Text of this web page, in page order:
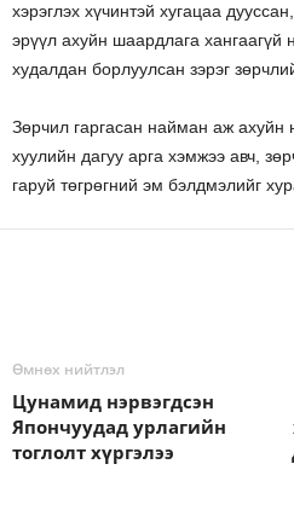
хэрэглэх хүчинтэй хугацаа
эрүүл ахуйн шаардлага хангаагүй
худалдан борлуулсан зэрэг
Зөрчил гаргасан найман аж ахуйн
хуулийн дагуу арга хэмжээ авч,
гаруй төгрөгний эм бэлдмэлийг
Өмнөх нийтлэл
Цунамид нэрвэгдсэн
Япончуудад урлагийн
тоглолт хүргэлээ